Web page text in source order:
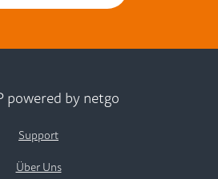
powered by netgo
Support
Über Uns